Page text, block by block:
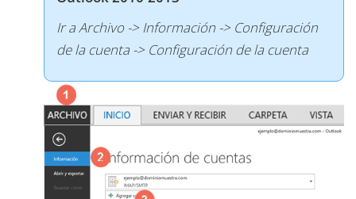
Ir a Archivo -> Información -> Configuración
de la cuenta -> Configuración de la cuenta